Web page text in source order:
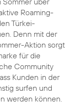
Roaming-
Türkei-
Denn mit der
Aktion sorgt
für die
Community
Kunden in der
surfen und
werden können.